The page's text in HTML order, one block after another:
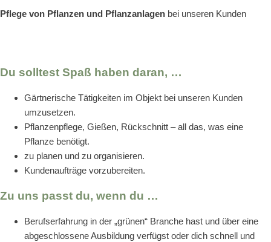
Pflege von Pflanzen und Pflanzanlagen bei unseren Kunden
Du solltest Spaß haben daran, …
Gärtnerische Tätigkeiten im Objekt bei unseren Kunden
umzusetzen.
Pflanzenpflege, Gießen, Rückschnitt – all das, was eine
Pflanze benötigt.
zu planen und zu organisieren.
Kundenaufträge vorzubereiten.
Zu uns passt du, wenn du …
Berufserfahrung in der „grünen“ Branche hast und über eine
abgeschlossene Ausbildung verfügst oder dich schnell und